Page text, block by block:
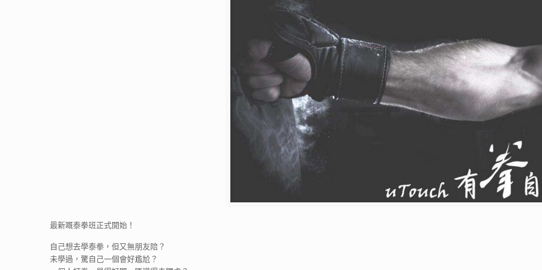
最新嘅泰拳班正式開始！
自己想去學泰拳，但又無朋友陪？
未學過，驚自己一個會好尷尬？